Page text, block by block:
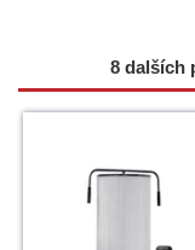
8 dalších